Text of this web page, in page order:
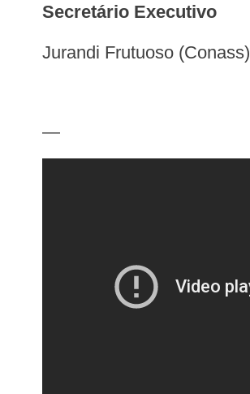
Secretário Executivo
Jurandi Frutuoso (Conass)
—